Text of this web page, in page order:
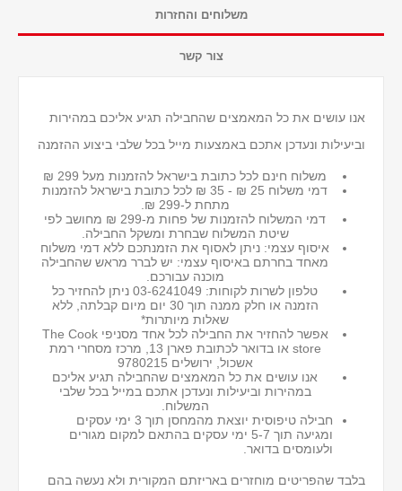
משלוחים והחזרות
צור קשר
אנו עושים את כל המאמצים שהחבילה תגיע אליכם במהירות
וביעילות ונעדכן אתכם באמצעות מייל בכל שלבי ביצוע ההזמנה
משלוח חינם לכל כתובת בישראל להזמנות מעל 299 ₪
דמי משלוח 25 ₪ - 35 ₪ לכל כתובת בישראל
להזמנות
מתחת ל-299 ₪.
דמי המשלוח להזמנות של פחות מ-299 ₪ מחושב לפי
שיטת המשלוח שבחרת ומשקל החבילה.
איסוף עצמי: ניתן לאסוף את הזמנתכם ללא דמי משלוח
מאחד בחרתם באיסוף עצמי: יש לברר מראש שהחבילה
מוכנה עבורכם.
טלפון לשרות לקוחות: 03-6241049 ניתן להחזיר כל
הזמנה או חלק ממנה תוך 30 יום מיום קבלתה, ללא
שאלות מיותרות*
אפשר להחזיר את החבילה לכל אחד מסניפי The Cook
store או בדואר לכתובת פארן 13, מרכז מסחרי רמת
אשכול, ירושלים 9780215
אנו עושים את כל המאמצים שהחבילה תגיע אליכם
במהירות וביעילות ונעדכן אתכם במייל בכל שלבי
המשלוח.
חבילה טיפוסית יוצאת מהמחסן תוך 3 ימי עסקים
ומגיעה תוך 5-7 ימי עסקים בהתאם למקום מגורים
ולעומסים בדואר.
בלבד שהפריטים מוחזרים באריזתם המקורית ולא נעשה בהם